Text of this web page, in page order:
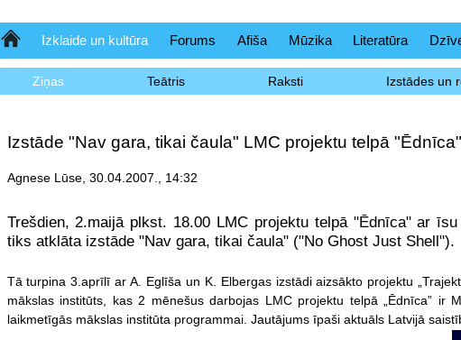
SākumlapaIzklaide un kultūra Forums Afiša Mūzika Literatūra
Ziņas Teātris Raksti Izstādes un
Izstāde "Nav gara, tikai čaula" LMC projektu telpā "Ēdnīca"
Agnese Lūse, 30.04.2007., 14:32
Trešdien, 2.maijā plkst. 18.00 LMC projektu telpā "Ēdnīca" ar
tiks atklāta izstāde "Nav gara, tikai čaula" ("No Ghost Just Shell").
Tā turpina 3.aprīlī ar A. Eglīša un K. Elbergas izstādi aizsākto projektu
mākslas institūts, kas 2 mēnešus darbojas LMC projektu telpā „Ēdnīca” ir
laikmetīgās mākslas institūta programmai. Jautājums īpaši aktuāls Latvijā